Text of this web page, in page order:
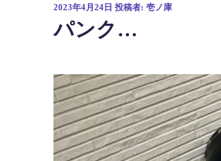
投
日:
2023年4月24日 投稿者: 壱ノ庫
パンク…